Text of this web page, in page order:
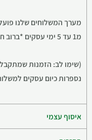
מערך המשלוחים שלנו
מ1 עד 5 ימי עסקים *ברוב חלקי הארץ
נספרות כיום עסקים
איסוף עצמי